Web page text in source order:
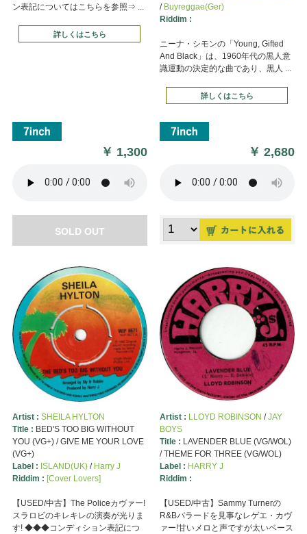
ン表記についてはこちらを参照⇒ ...
詳しくはこちら
￥ 1,300
SOLD OUT
/ Buyreggae(Ger)
Riddim :
ニーナ・シモンの「Young, Gifted
And Black」は、1960年代の黒人意
識運動の決定的な曲であり、黒人 ...
詳しくはこちら
￥2,680
Artist : SHEILA HYLTON
Title : BED'S TOO BIG WITHOUT
YOU (VG+) / GIVE ME YOUR LOVE
(VG+)
Label : ISLAND(UK)/ Harry J
Riddim : [Cover Lovers]
【USED/中古】The Policeカヴァー!
スラロビのキレキレの演奏が光りま
す! ◆◆◆コンディション表記につ
Artist : LLOYD ROBINSON /JAY
BOYS
Title : LAVENDER BLUE (VG/WOL)
/ THEME FOR THREE (VG/WOL)
Label : HARRY J
Riddim :
【USED/中古】Sammy Turnerの
R&Bバラードを見事なレゲエ・カヴ
ァー!甘いメロと声ですが太いベース